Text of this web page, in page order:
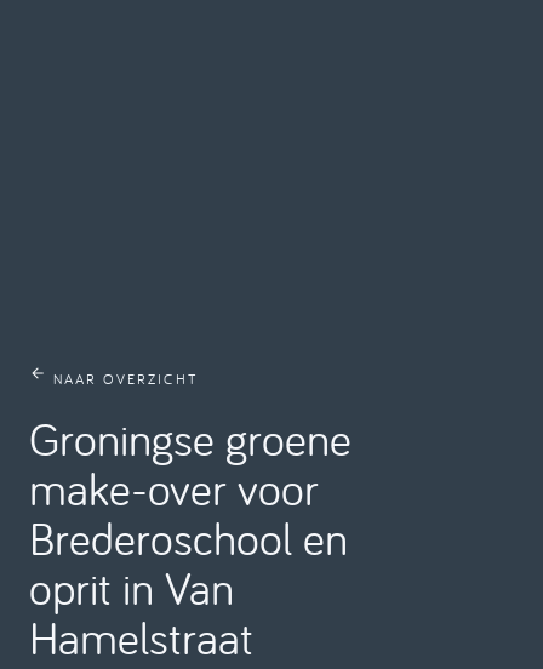
NAAR OVERZICHT
Groningse groene
make-over voor
Brederoschool en
oprit in Van
Hamelstraat